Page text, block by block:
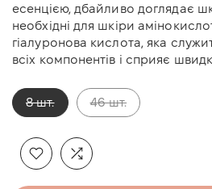
есенцією, дбайливо доглядає
необхідні для шкіри
гіалуронова кислота, яка
всіх компонентів і сприяє
8 шт. 46 шт.